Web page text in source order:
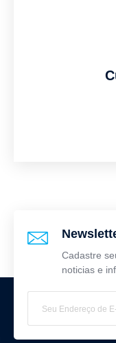
Cadastre
noticias e